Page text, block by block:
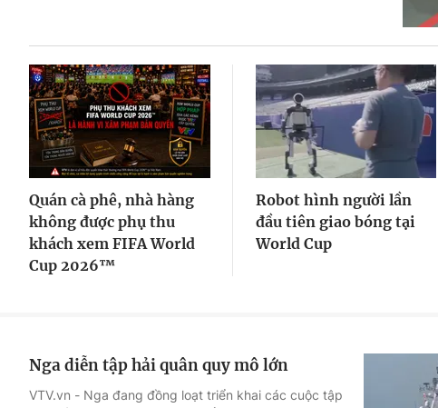
Quán cà phê, nhà hàng
không được phụ thu
khách xem FIFA World
Cup 2026™
Robot hình người lần
đầu tiên giao bóng tại
World Cup
Nga diễn tập hải quân quy mô lớn
VTV.vn - Nga đang đồng loạt triển khai các cuộc tập